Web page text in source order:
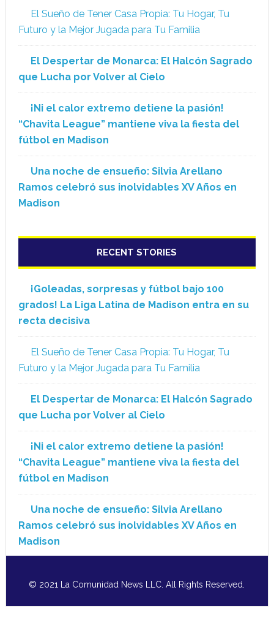
El Sueño de Tener Casa Propia: Tu Hogar, Tu
Futuro y la Mejor Jugada para Tu Familia
El Despertar de Monarca: El Halcón Sagrado
que Lucha por Volver al Cielo
¡Ni el calor extremo detiene la pasión!
“Chavita League” mantiene viva la fiesta del
fútbol en Madison
Una noche de ensueño: Silvia Arellano
Ramos celebró sus inolvidables XV Años en
Madison
RECENT STORIES
¡Goleadas, sorpresas y fútbol bajo 100
grados! La Liga Latina de Madison entra en su
recta decisiva
El Sueño de Tener Casa Propia: Tu Hogar, Tu
Futuro y la Mejor Jugada para Tu Familia
El Despertar de Monarca: El Halcón Sagrado
que Lucha por Volver al Cielo
¡Ni el calor extremo detiene la pasión!
“Chavita League” mantiene viva la fiesta del
fútbol en Madison
Una noche de ensueño: Silvia Arellano
Ramos celebró sus inolvidables XV Años en
Madison
© 2021 La Comunidad News LLC. All Rights Reserved.